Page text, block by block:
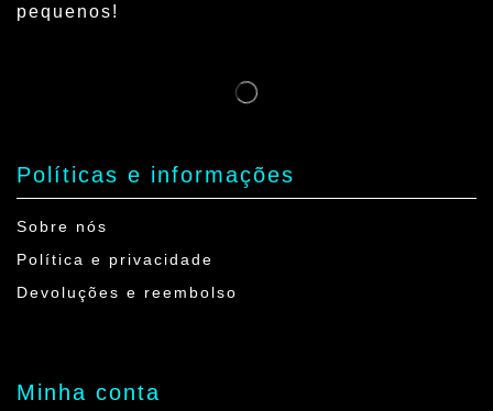
pequenos!
Políticas e informações
Sobre nós
Política e privacidade
Devoluções e reembolso
Minha conta